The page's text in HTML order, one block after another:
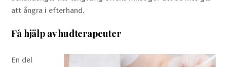
att ångra i efterhand.
Få hjälp av hudterapeuter
En del